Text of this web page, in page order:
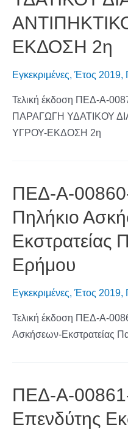
ΕΚΔΟΣΗ 2η
Εγκεκριμένες, Έτος 2019,
Τελική έκδοση ΠΕΔ-Α-
ΠΑΡΑΓΩΓΗ ΥΔΑΤΙΚΟΥ
ΥΓΡΟΥ-ΕΚΔΟΣΗ 2η
ΠΕΔ-Α-
Πηλήκιο
Εκστρατείας
Ερήμου
Εγκεκριμένες, Έτος 2019,
Τελική έκδοση ΠΕΔ-Α-
Ασκήσεων-Εκστρατείας
ΠΕΔ-Α-
Επενδύτης